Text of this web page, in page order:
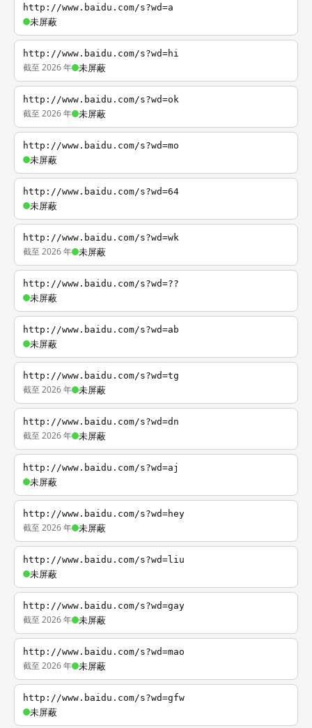
http://www.baidu.com/s?wd=a
未屏蔽
http://www.baidu.com/s?wd=hi
截至 2026 年 未屏蔽
http://www.baidu.com/s?wd=ok
截至 2026 年 未屏蔽
http://www.baidu.com/s?wd=mo
未屏蔽
http://www.baidu.com/s?wd=64
未屏蔽
http://www.baidu.com/s?wd=wk
截至 2026 年 未屏蔽
http://www.baidu.com/s?wd=??
未屏蔽
http://www.baidu.com/s?wd=ab
未屏蔽
http://www.baidu.com/s?wd=tg
截至 2026 年 未屏蔽
http://www.baidu.com/s?wd=dn
截至 2026 年 未屏蔽
http://www.baidu.com/s?wd=aj
未屏蔽
http://www.baidu.com/s?wd=hey
截至 2026 年 未屏蔽
http://www.baidu.com/s?wd=liu
未屏蔽
http://www.baidu.com/s?wd=gay
截至 2026 年 未屏蔽
http://www.baidu.com/s?wd=mao
截至 2026 年 未屏蔽
http://www.baidu.com/s?wd=gfw
未屏蔽